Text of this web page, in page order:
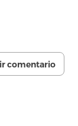
comentario